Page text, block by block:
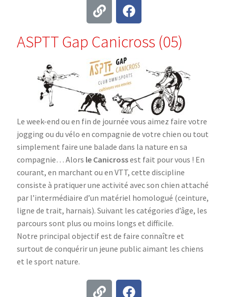
ASPTT Gap Canicross (05)
Le week-end ou en fin de journée vous aimez faire votre
jogging ou du vélo en compagnie de votre chien ou tout
simplement faire une balade dans la nature en sa
compagnie… Alors le Canicrossest fait pour vous ! En
courant, en marchant ou en VTT, cette discipline
consiste à pratiquer une activité avec son chien attaché
par l’intermédiaire d’un matériel homologué (ceinture,
ligne de trait, harnais). Suivant les catégories d’âge, les
parcours sont plus ou moins longs et difficile.
Notre principal objectif est de faire connaître et
surtout de conquérir un jeune public aimant les chiens
et le sport nature.